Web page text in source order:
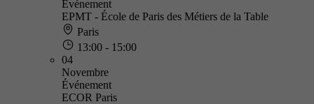
Événement
EPMT - École de Paris des Métiers de la Table
Paris
13:00 - 15:00
04
Novembre
Événement
ECOR Paris